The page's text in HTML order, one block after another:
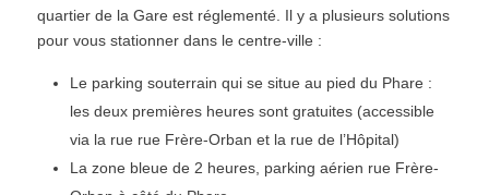
n
k
quartier de la Gare est réglementé. Il y a plusieurs solutions
pour vous stationner dans le centre-ville :
Le parking souterrain qui se situe au pied du Phare :
les deux premières heures sont gratuites (accessible
via la rue rue Frère-Orban et la rue de l’Hôpital)
La zone bleue de 2 heures, parking aérien rue Frère-